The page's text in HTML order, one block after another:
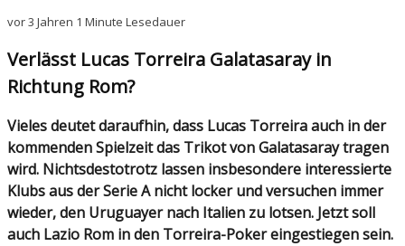
vor 3 Jahren 1 Minute Lesedauer
Verlässt Lucas Torreira Galatasaray in
Richtung Rom?
Vieles deutet daraufhin, dass Lucas Torreira auch in der
kommenden Spielzeit das Trikot von Galatasaray tragen
wird. Nichtsdestotrotz lassen insbesondere interessierte
Klubs aus der Serie A nicht locker und versuchen immer
wieder, den Uruguayer nach Italien zu lotsen. Jetzt soll
auch Lazio Rom in den Torreira-Poker eingestiegen sein.